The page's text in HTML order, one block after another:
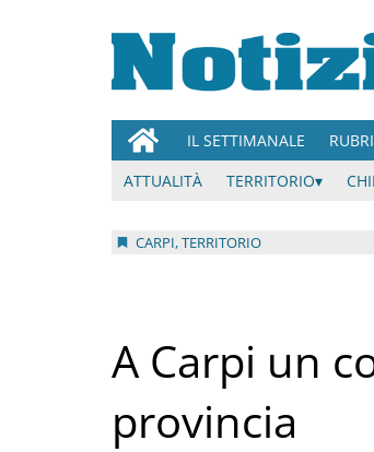
IL SETTIMANALE
ATTUALITÀ
TERRITORIO
CARPI, TERRITORIO
A Carpi un
provincia